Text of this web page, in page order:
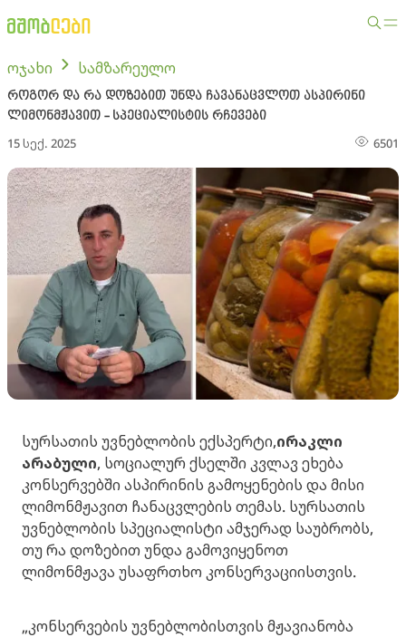
ოჯახი სამზარეულო
როგორ და რა დოზებით უნდა ჩავანაცვლოთ ასპირინი
ლიმონმჟავით - სპეციალისტის რჩევები
15 სექ. 2025 6501
სურსათის უვნებლობის ექსპერტი,ირაკლი
არაბული, სოციალურ ქსელში კვლავ ეხება
კონსერვებში ასპირინის გამოყენების და მისი
ლიმონმჟავით ჩანაცვლების თემას. სურსათის
უვნებლობის სპეციალისტი ამჯერად საუბრობს,
თუ რა დოზებით უნდა გამოვიყენოთ
ლიმონმჟავა უსაფრთხო კონსერვაციისთვის.
„კონსერვების უვნებლობისთვის მჟავიანობა